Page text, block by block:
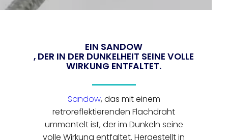
EIN SANDOW
, DER IN DER DUNKELHEIT SEINE VOLLE
WIRKUNG ENTFALTET.
Sandow, das mit einem
retroreflektierenden Flachdraht
ummantelt ist, der im Dunkeln seine
volle Wirkung entfaltet. Hergestellt in